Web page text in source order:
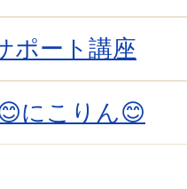
ポート講座
にこりん😊